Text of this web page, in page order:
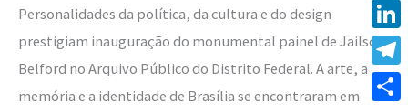
Personalidades da política, da cultura e do design
prestigiam inauguração do monumental painel de Jailson
Belford no Arquivo Público do Distrito Federal. A arte, a
memória e a identidade de Brasília se encontraram em